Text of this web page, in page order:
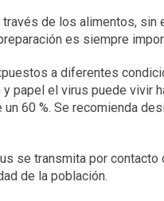
de los alimentos, sin
es siempre
a diferentes
papel el virus puede vivir
60 %. Se recomienda
se transmita por contacto
de la población.